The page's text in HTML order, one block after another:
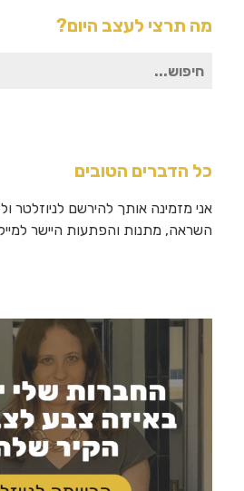
מה תרצי לעצב היום?
חיפוש
כל הדברים הטובים
אני מזמינה אותך להירשם לניוזלטר
השראה, מתנות והפתעות היישר